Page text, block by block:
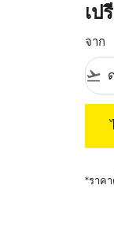
เป
จาก
flight_takeoff
*ราค